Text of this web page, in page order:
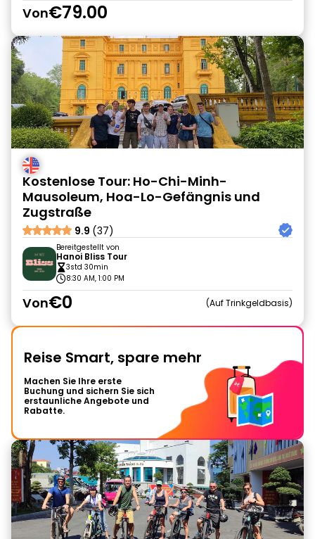
Von€79.00
Kostenlose Tour: Ho-Chi-Minh-
Mausoleum, Hoa-Lo-Gefängnis und
Zugstraße
9.9 (37)
Bereitgestellt von
Hanoi Bliss Tour
3std 30min
8:30 AM, 1:00 PM
Von€0 Auf Trinkgeldbasis
Reise Smart, spare mehr
Machen Sie Ihre erste
Buchung und sichern Sie sich
erstaunliche Angebote und
Rabatte.